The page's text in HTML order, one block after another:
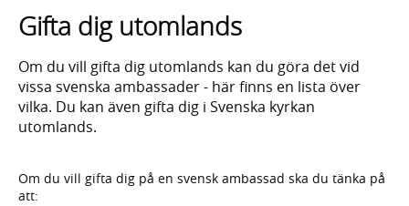
sökförslag
Gifta dig utomlands
Om du vill gifta dig utomlands kan du göra det vid
vissa svenska ambassader - här finns en lista över
vilka. Du kan även gifta dig i Svenska kyrkan
utomlands.
Om du vill gifta dig på en svensk ambassad ska du tänka på
att: